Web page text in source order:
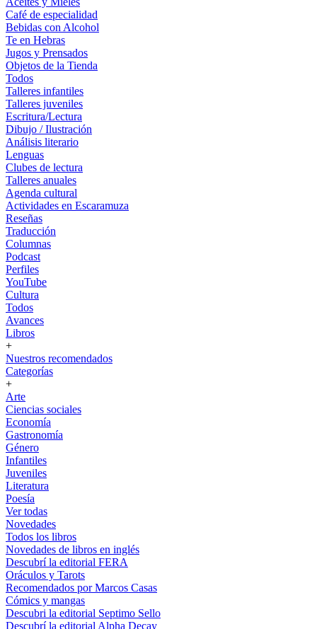
Café de especialidad
Bebidas con Alcohol
Te en Hebras
Jugos y Prensados
Objetos de la Tienda
Todos
Talleres infantiles
Talleres juveniles
Escritura/Lectura
Dibujo / Ilustración
Análisis literario
Lenguas
Clubes de lectura
Talleres anuales
Agenda cultural
Actividades en Escaramuza
Reseñas
Traducción
Columnas
Podcast
Perfiles
YouTube
Cultura
Todos
Avances
Libros
+
Nuestros recomendados
Categorías
+
Arte
Ciencias sociales
Economía
Gastronomía
Género
Infantiles
Juveniles
Literatura
Poesía
Ver todas
Novedades
Todos los libros
Novedades de libros en inglés
Descubrí la editorial FERA
Oráculos y Tarots
Recomendados por Marcos Casas
Cómics y mangas
Descubri la editorial Septimo Sello
Descubrí la editorial Alpha Decay